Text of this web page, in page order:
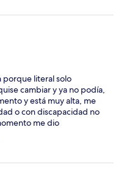
porque literal solo
cambiar y ya no podía,
y está muy alta, me
o con discapacidad no
me dio
el hotel en general